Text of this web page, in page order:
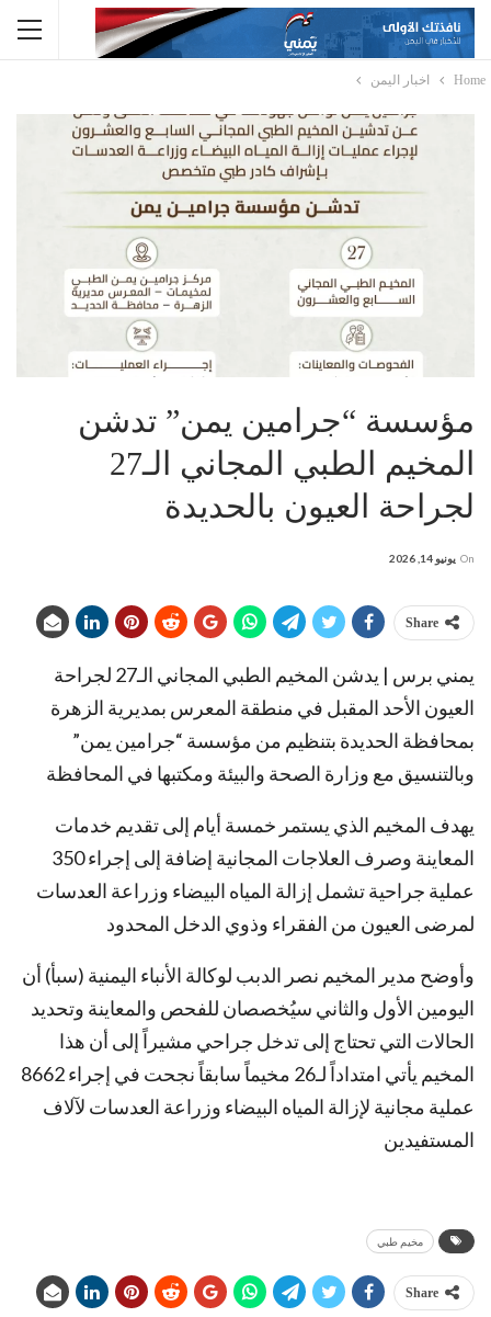
Home اخبار اليمن
مؤسسة “جرامين يمن” تدشن
المخيم الطبي المجاني الـ27
لجراحة العيون بالحديدة
On يونيو 14, 2026
Share
يمني برس | يدشن المخيم الطبي المجاني الـ27 لجراحة
العيون الأحد المقبل في منطقة المعرس بمديرية الزهرة
بمحافظة الحديدة بتنظيم من مؤسسة “جرامين يمن”
وبالتنسيق مع وزارة الصحة والبيئة ومكتبها في المحافظة
يهدف المخيم الذي يستمر خمسة أيام إلى تقديم خدمات
المعاينة وصرف العلاجات المجانية إضافة إلى إجراء 350
عملية جراحية تشمل إزالة المياه البيضاء وزراعة العدسات
لمرضى العيون من الفقراء وذوي الدخل المحدود
وأوضح مدير المخيم نصر الدبب لوكالة الأنباء اليمنية (سبأ) أن
اليومين الأول والثاني سيُخصصان للفحص والمعاينة وتحديد
الحالات التي تحتاج إلى تدخل جراحي مشيراً إلى أن هذا
المخيم يأتي امتداداً لـ26 مخيماً سابقاً نجحت في إجراء 8662
عملية مجانية لإزالة المياه البيضاء وزراعة العدسات لآلاف
المستفيدين
مخيم طبي
Share